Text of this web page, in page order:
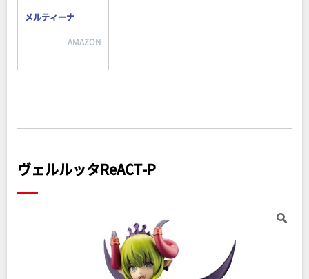
メルティーナ
AMAZON
ヴェルルッタReACT-P